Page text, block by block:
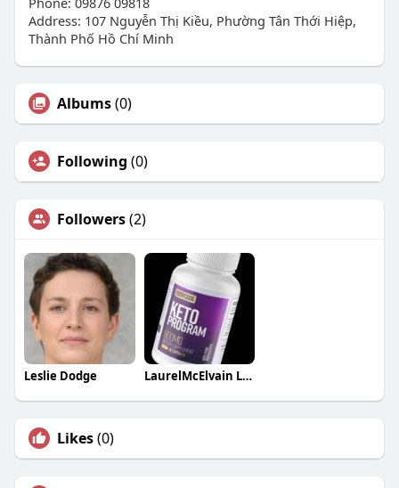
Address: 107 Nguyễn Thị Kiều, Phường Tân Thới Hiệp,
Thành Phố Hồ Chí Minh
Albums(0)
Following (0)
Followers(2)
Leslie Dodge LaurelMcElvain LaurelMcElvain
Likes(0)